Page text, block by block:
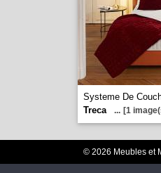
Systeme De
Treca
... [1
© 2026 Meubles et